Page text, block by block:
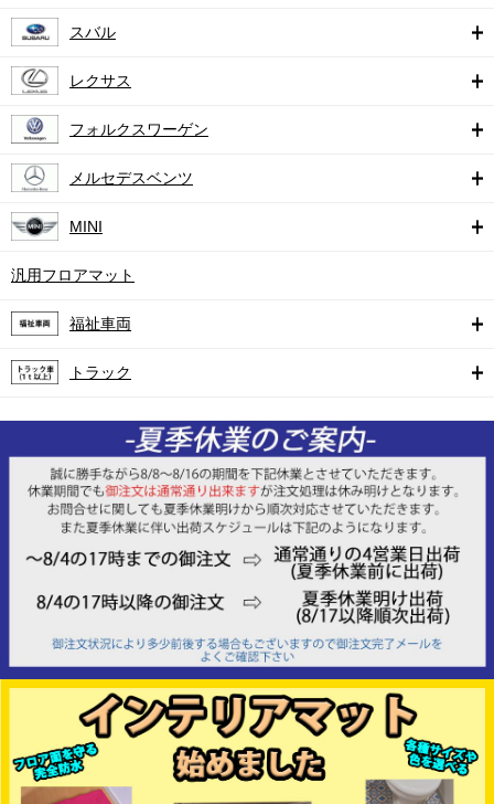
スバル
レクサス
フォルクスワーゲン
メルセデスベンツ
MINI
汎用フロアマット
福祉車両
トラック